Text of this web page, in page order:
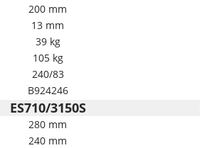
200 mm
13 mm
39 kg
105 kg
240/83
B924246
ES710/3150S
280 mm
240 mm